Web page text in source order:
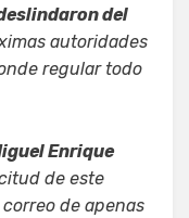
del
autoridades
regular todo
Enrique
de este
de apenas